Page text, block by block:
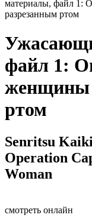
материалы, файл 1:
разрезанным ртом
файл 1:
женщины
ртом
Senritsu
Operation
Woman
смотреть онлайн